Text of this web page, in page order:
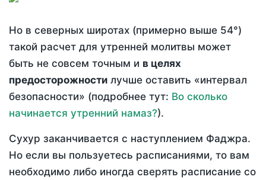
Но в северных широтах (примерно выше 54°)
такой расчет для утренней молитвы может
быть не совсем точным и в целях
предосторожности лучше оставить «интервал
безопасности» (подробнее тут: Во сколько
начинается утренний намаз?).
Сухур заканчивается с наступлением Фаджра.
Но если вы пользуетесь расписаниями, то вам
необходимо либо иногда сверять расписание со